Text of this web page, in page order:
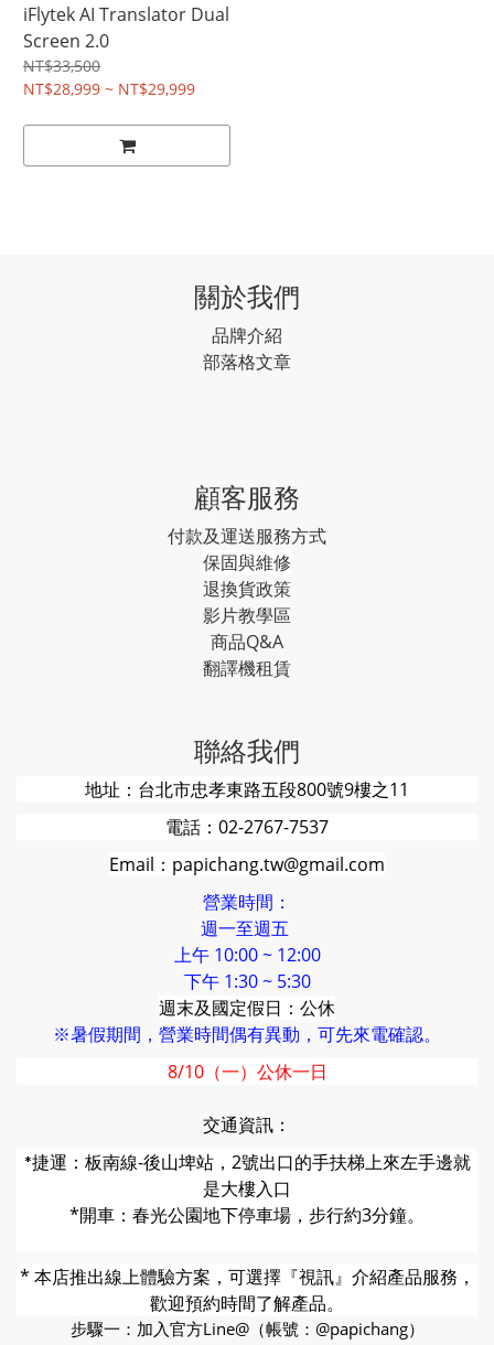
iFlytek AI Translator Dual
Screen 2.0
NT$33,500
NT$28,999 ~ NT$29,999
關於我們
品牌介紹
部落格文章
顧客服務
付款及運送服務方式
保固與維修
退換貨政策
影片教學區
商品Q&A
翻譯機租賃
聯絡我們
地址：台北市忠孝東路五段800號9樓之11
電話：02-2767-7537
Email：papichang.tw@gmail.com
營業時間：
週一至週五
上午 10:00 ~ 12:00
下午 1:30 ~ 5:30
週末及國定假日：公休
※暑假期間，營業時間偶有異動，可先來電確認。
8/10（一）公休一日
交通資訊：
*捷運：板南線-後山埤站，2號出口的手扶梯上來左手邊就
是大樓入口
*開車：春光公園地下停車場，步行約3分鐘。
* 本店推出線上體驗方案，可選擇『視訊』介紹產品服務，
歡迎預約時間了解產品。
步驟一：加入官方Line@（帳號：@papichang）